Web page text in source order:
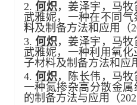
2.何炽，姜泽宇，马牧
武雅妮，一种在不同
料及制备方法和应用（
3.何炽，姜泽宇，马牧
武雅妮，一种利用氧
子材料及制备方法和应
4.何炽，陈长伟，马牧
一种氮掺杂高分散金
的制备方法与应用（